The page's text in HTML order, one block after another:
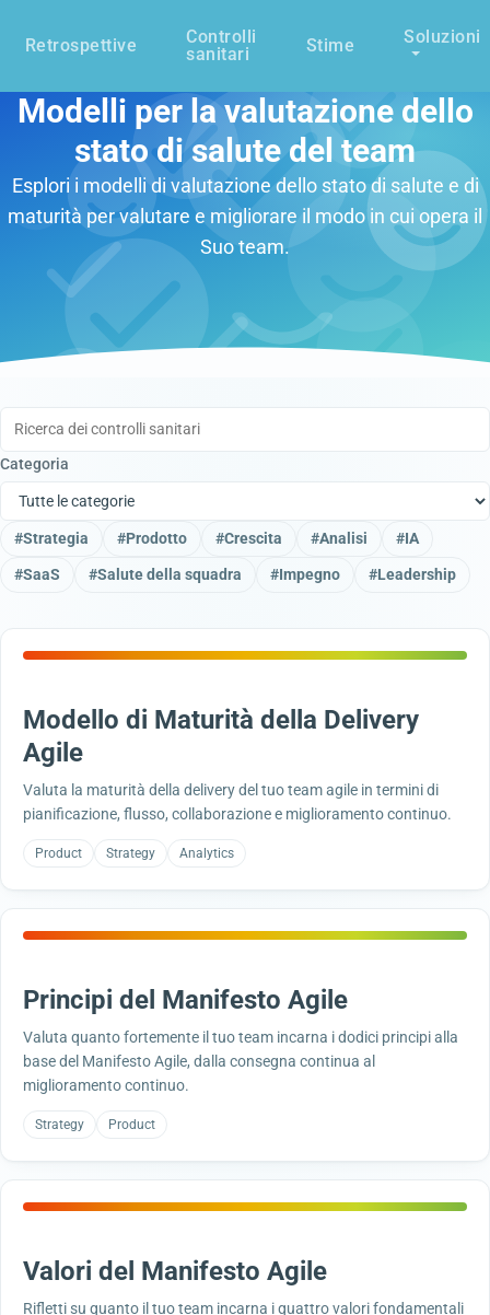
Retrospettive
Controlli
sanitari
Stime Soluzioni
Modelli per la valutazione dello
stato di salute del team
Esplori i modelli di valutazione dello stato di salute e di
maturità per valutare e migliorare il modo in cui opera il
Suo team.
Categoria
#Strategia #Prodotto #Crescita #Analisi #IA
#SaaS #Salute della squadra #Impegno #Leadership
Modello di Maturità della Delivery
Agile
Valuta la maturità della delivery del tuo team agile in termini di
pianificazione, flusso, collaborazione e miglioramento continuo.
Product Strategy Analytics
Principi del Manifesto Agile
Valuta quanto fortemente il tuo team incarna i dodici principi alla
base del Manifesto Agile, dalla consegna continua al
miglioramento continuo.
Strategy Product
Valori del Manifesto Agile
Rifletti su quanto il tuo team incarna i quattro valori fondamentali